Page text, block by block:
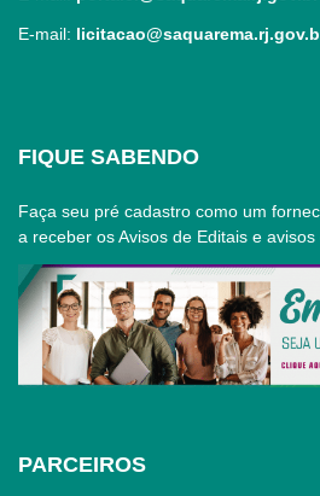
E-mail:
FIQUE SABENDO
Faça seu pré cadastro como um
a receber os Avisos de Editais e
PARCEIROS